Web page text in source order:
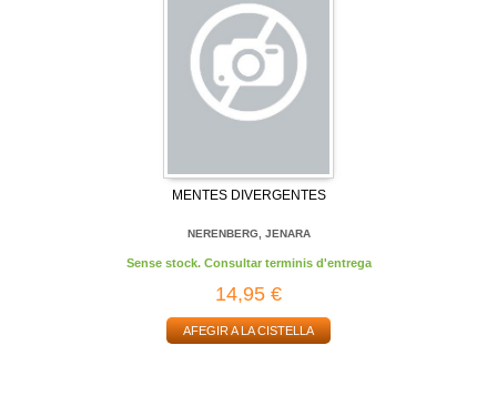
MENTES DIVERGENTES
NERENBERG, JENARA
Sense stock. Consultar terminis d'entrega
14,95 €
AFEGIR A LA CISTELLA